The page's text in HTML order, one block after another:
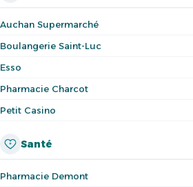
Auchan Supermarché
Boulangerie Saint-Luc
Esso
Pharmacie Charcot
Petit Casino
Santé
Pharmacie Demont